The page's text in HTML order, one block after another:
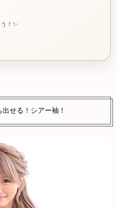
！✨
せる！シアー袖！